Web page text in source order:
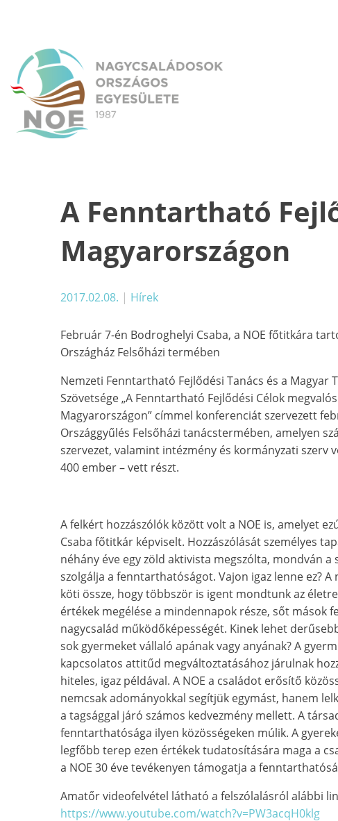
A Fenntartható
Magyarországon
2017.02.08. | Hírek
Február 7-én Bodroghelyi Csaba, a NOE főtitkára
Országház Felsőházi termében
Nemzeti Fenntartható Fejlődési Tanács és a Magyar
Szövetsége „A Fenntartható Fejlődési Célok
Magyarországon” címmel konferenciát szervezett
Országgyűlés Felsőházi tanácstermében, amelyen
szervezet, valamint intézmény és kormányzati szerv
400 ember – vett részt.
A felkért hozzászólók között volt a NOE is, amelyet
Csaba főtitkár képviselt. Hozzászólását személyes
néhány éve egy zöld aktivista megszólta, mondván a
szolgálja a fenntarthatóságot. Vajon igaz lenne ez? A
köti össze, hogy többször is igent mondtunk az
értékek megélése a mindennapok része, sőt mások
nagycsalád működőképességét. Kinek lehet
sok gyermeket vállaló apának vagy anyának? A
kapcsolatos attitűd megváltoztatásához járulnak
hiteles, igaz példával. A NOE a családot erősítő
nemcsak adományokkal segítjük egymást, hanem
a tagsággal járó számos kedvezmény mellett. A
fenntarthatósága ilyen közösségeken múlik. A
legfőbb terep ezen értékek tudatosítására maga a
a NOE 30 éve tevékenyen támogatja a
Amatőr videofelvétel látható a felszólalásról alábbi
https://www.youtube.com/watch?v=PW3acqH0klg